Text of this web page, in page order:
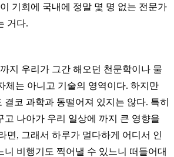
기회에 국내에 정말 몇 명 없는 전문가
거다.
지 우리가 그간 해오던 천문학이나 물
체는 아니고 기술의 영역이다. 하지만
결코 과학과 동떨어져 있지는 않다. 특히
고 나아가 우리 일상에 까지 큰 영향을
면 , 그래서 하루가 멀다하게 어디서 인
니 비행기도 찍어낼 수 있느니 떠들어대